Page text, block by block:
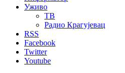
Уживо
ТВ
Радио Крагујевац
RSS
Facebook
Twitter
Youtube